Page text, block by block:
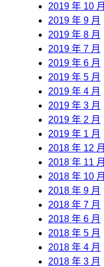
2019 年 10 月
2019 年 9 月
2019 年 8 月
2019 年 7 月
2019 年 6 月
2019 年 5 月
2019 年 4 月
2019 年 3 月
2019 年 2 月
2019 年 1 月
2018 年 12 月
2018 年 11 月
2018 年 10 月
2018 年 9 月
2018 年 7 月
2018 年 6 月
2018 年 5 月
2018 年 4 月
2018 年 3 月